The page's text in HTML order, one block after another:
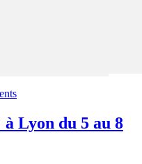
Lyon du 5 au 8